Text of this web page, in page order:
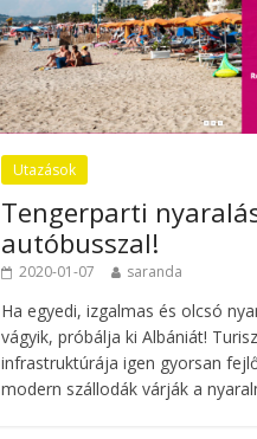
Utazások
Tengerparti
autóbusszal!
2020-01-07 saranda
Ha egyedi, izgalmas és olcsó
vágyik, próbálja ki Albániát!
infrastruktúrája igen gyorsan
modern szállodák várják a